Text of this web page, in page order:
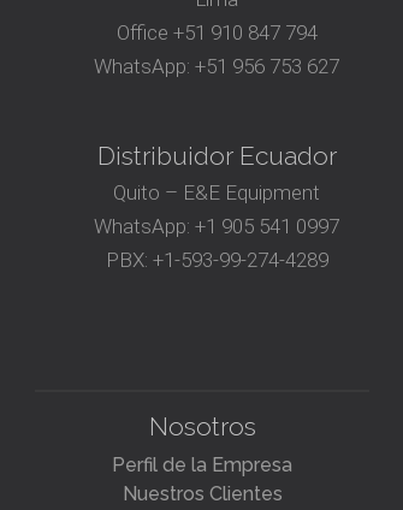
Office +51 910 847 794‬
WhatsApp:+51 956 753 627
Distribuidor Ecuador
Quito – E&E Equipment
WhatsApp: +1 905 541 0997
PBX: +1-593-99-274-4289
Nosotros
Perfil de la Empresa
Nuestros Clientes